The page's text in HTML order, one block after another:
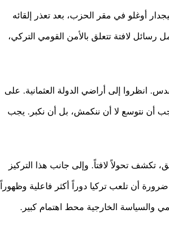
أوغلو في مقر الحزب، بعد تعذر إلقائه
رسائل لافتة تتعلق بالأمن القومي التركي،
انظروا إلى أراضي الدولة العثمانية. على
أن نتوسع لا أن ننكمش، بل أن نكبر. يجب
تكشف تحولاً لافتاً. وإلى جانب هذا التركيز
ضرورة أن تلعب تركيا دوراً أكثر فاعلية وظهوراً
والسياسة الخارجية محط اهتمام كبير.